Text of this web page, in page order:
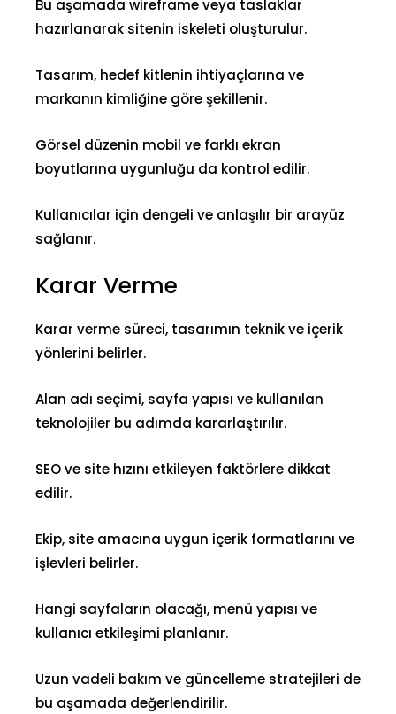
Bu aşamada wireframe veya taslaklar
hazırlanarak sitenin iskeleti oluşturulur.
Tasarım, hedef kitlenin ihtiyaçlarına ve
markanın kimliğine göre şekillenir.
Görsel düzenin mobil ve farklı ekran
boyutlarına uygunluğu da kontrol edilir.
Kullanıcılar için dengeli ve anlaşılır bir arayüz
sağlanır.
Karar Verme
Karar verme süreci, tasarımın teknik ve içerik
yönlerini belirler.
Alan adı seçimi, sayfa yapısı ve kullanılan
teknolojiler bu adımda kararlaştırılır.
SEO ve site hızını etkileyen faktörlere dikkat
edilir.
Ekip, site amacına uygun içerik formatlarını ve
işlevleri belirler.
Hangi sayfaların olacağı, menü yapısı ve
kullanıcı etkileşimi planlanır.
Uzun vadeli bakım ve güncelleme stratejileri de
bu aşamada değerlendirilir.